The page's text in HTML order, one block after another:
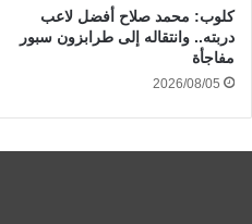
كلوب: محمد صلاح أفضل لاعب
دربته.. وانتقاله إلى طرابزون سبور
مفاجأة
2026/08/05